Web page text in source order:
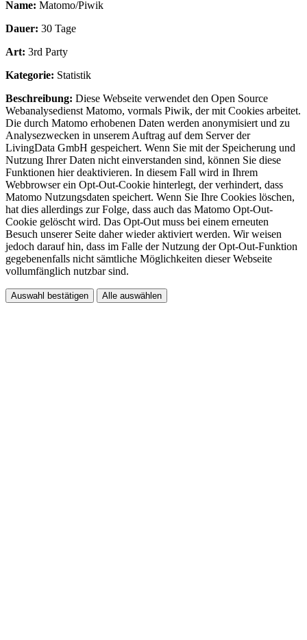
Name: Matomo/Piwik
Dauer: 30 Tage
Art: 3rd Party
Kategorie: Statistik
Beschreibung: Diese Webseite verwendet den Open Source
Webanalysedienst Matomo, vormals Piwik, der mit Cookies arbeitet.
Die durch Matomo erhobenen Daten werden anonymisiert und zu
Analysezwecken in unserem Auftrag auf dem Server der
LivingData GmbH gespeichert. Wenn Sie mit der Speicherung und
Nutzung Ihrer Daten nicht einverstanden sind, können Sie diese
Funktionen hier deaktivieren. In diesem Fall wird in Ihrem
Webbrowser ein Opt-Out-Cookie hinterlegt, der verhindert, dass
Matomo Nutzungsdaten speichert. Wenn Sie Ihre Cookies löschen,
hat dies allerdings zur Folge, dass auch das Matomo Opt-Out-
Cookie gelöscht wird. Das Opt-Out muss bei einem erneuten
Besuch unserer Seite daher wieder aktiviert werden. Wir weisen
jedoch darauf hin, dass im Falle der Nutzung der Opt-Out-Funktion
gegebenenfalls nicht sämtliche Möglichkeiten dieser Webseite
vollumfänglich nutzbar sind.
Auswahl bestätigen Alle auswählen